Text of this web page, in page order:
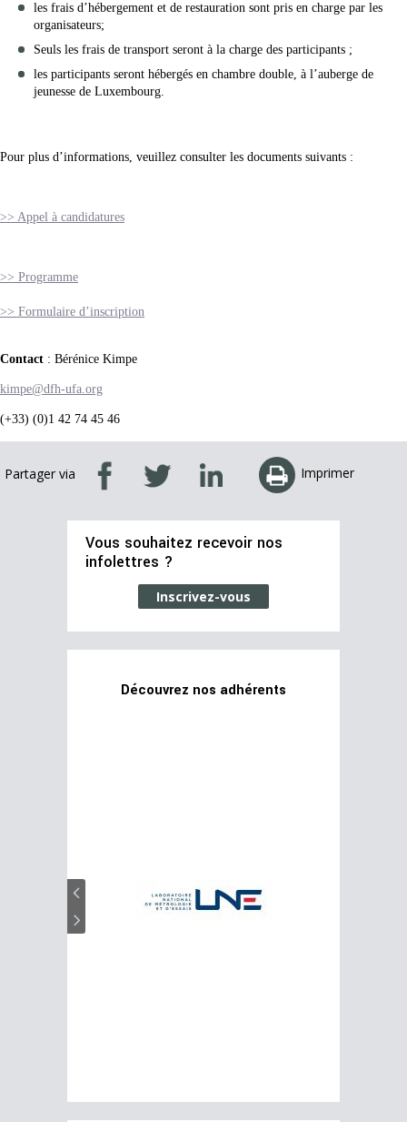
les frais d’hébergement et de restauration sont pris en charge par les
organisateurs;
Seuls les frais de transport seront à la charge des participants ;
les participants seront hébergés en chambre double, à l’auberge de
jeunesse de Luxembourg.
Pour plus d’informations, veuillez consulter les documents suivants :
>> Appel à candidatures
>> Programme
>> Formulaire d’inscription
Contact : Bérénice Kimpe
kimpe@dfh-ufa.org
(+33) (0)1 42 74 45 46
Partager via Imprimer
Vous souhaitez recevoir nos
infolettres ?
Inscrivez-vous
Découvrez nos adhérents